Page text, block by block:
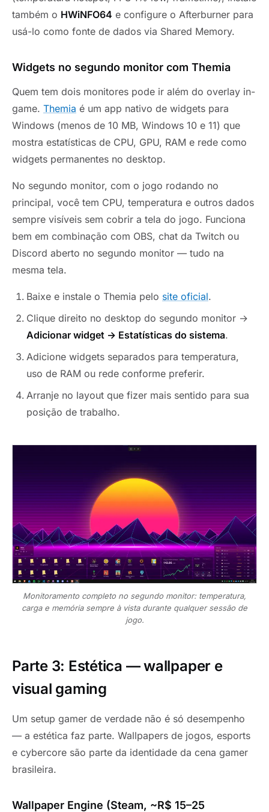
também o HWiNFO64 e configure o Afterburner para
usá-lo como fonte de dados via Shared Memory.
Widgets no segundo monitor com Themia
Quem tem dois monitores pode ir além do overlay in-
game. Themia é um app nativo de widgets para
Windows (menos de 10 MB, Windows 10 e 11) que
mostra estatísticas de CPU, GPU, RAM e rede como
widgets permanentes no desktop.
No segundo monitor, com o jogo rodando no
principal, você tem CPU, temperatura e outros dados
sempre visíveis sem cobrir a tela do jogo. Funciona
bem em combinação com OBS, chat da Twitch ou
Discord aberto no segundo monitor — tudo na
mesma tela.
Baixe e instale o Themia pelo site oficial.
Clique direito no desktop do segundo monitor →
Adicionar widget → Estatísticas do sistema.
Adicione widgets separados para temperatura,
uso de RAM ou rede conforme preferir.
Arranje no layout que fizer mais sentido para sua
posição de trabalho.
Monitoramento completo no segundo monitor: temperatura,
carga e memória sempre à vista durante qualquer sessão de
jogo.
Parte 3: Estética — wallpaper e
visual gaming
Um setup gamer de verdade não é só desempenho
— a estética faz parte. Wallpapers de jogos, esports
e cybercore são parte da identidade da cena gamer
brasileira.
Wallpaper Engine (Steam, ~R$ 15–25